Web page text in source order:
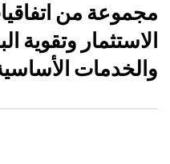
مجموعة من
الاستثمار وتقوية
والخدمات